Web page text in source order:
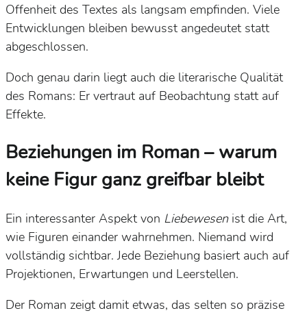
Offenheit des Textes als langsam empfinden. Viele
Entwicklungen bleiben bewusst angedeutet statt
abgeschlossen.
Doch genau darin liegt auch die literarische Qualität
des Romans: Er vertraut auf Beobachtung statt auf
Effekte.
Beziehungen im Roman – warum
keine Figur ganz greifbar bleibt
Ein interessanter Aspekt von Liebewesenist die Art,
wie Figuren einander wahrnehmen. Niemand wird
vollständig sichtbar. Jede Beziehung basiert auch auf
Projektionen, Erwartungen und Leerstellen.
Der Roman zeigt damit etwas, das selten so präzise